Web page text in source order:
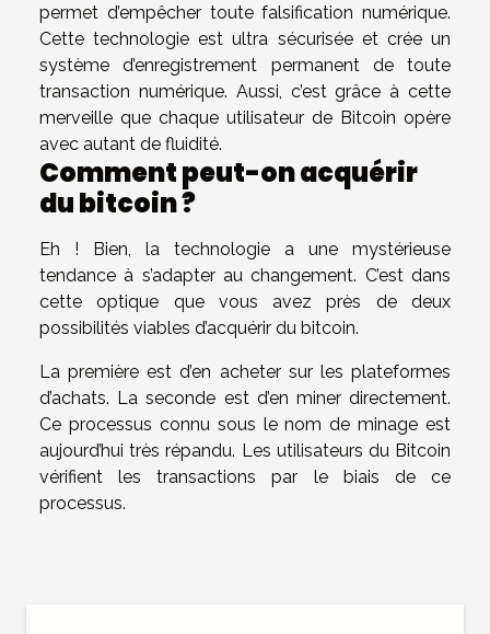
permet d’empêcher toute falsification numérique.
Cette technologie est ultra sécurisée et crée un
système d’enregistrement permanent de toute
transaction numérique. Aussi, c’est grâce à cette
merveille que chaque utilisateur de Bitcoin opère
avec autant de fluidité.
Comment peut-on acquérir
du bitcoin ?
Eh ! Bien, la technologie a une mystérieuse
tendance à s’adapter au changement. C’est dans
cette optique que vous avez près de deux
possibilités viables d’acquérir du bitcoin.
La première est d’en acheter sur les plateformes
d’achats. La seconde est d’en miner directement.
Ce processus connu sous le nom de minage est
aujourd’hui très répandu. Les utilisateurs du Bitcoin
vérifient les transactions par le biais de ce
processus.